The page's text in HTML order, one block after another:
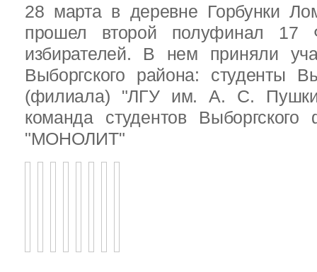
28 марта в деревне Горбунки
прошел второй полуфинал 17
избирателей. В нем приняли
Выборгского района: студенты
(филиала) "ЛГУ им. А. С.
команда студентов
"МОНОЛИТ"